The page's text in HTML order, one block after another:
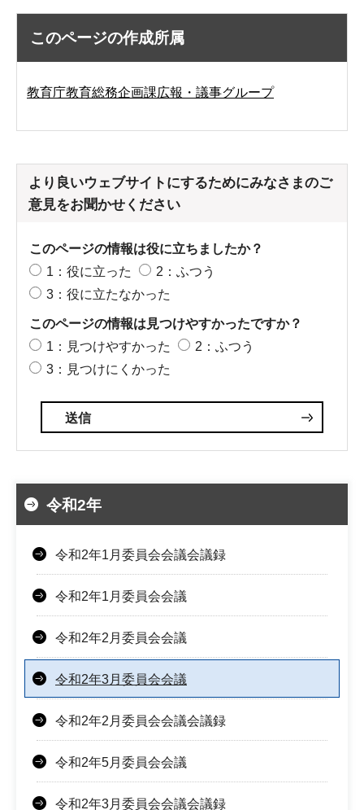
このページの作成所属
教育庁教育総務企画課広報・議事グループ
より良いウェブサイトにするためにみなさまのご
意見をお聞かせください
このページの情報は役に立ちましたか？
1：役に立った
2：ふつう
3：役に立たなかった
このページの情報は見つけやすかったですか？
1：見つけやすかった
2：ふつう
3：見つけにくかった
令和2年
令和2年1月委員会会議会議録
令和2年1月委員会会議
令和2年2月委員会会議
令和2年3月委員会会議
令和2年2月委員会会議会議録
令和2年5月委員会会議
令和2年3月委員会会議会議録